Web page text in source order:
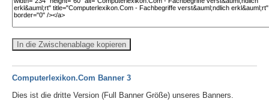
In die Zwischenablage kopieren
Computerlexikon.Com Banner 3
Dies ist die dritte Version (Full Banner Größe) unseres Banners.